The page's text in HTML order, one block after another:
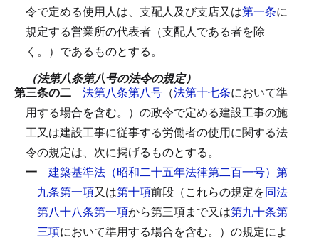
令で定める使用人は、支配人及び支店又は第一条に
規定する営業所の代表者（支配人である者を除
く。）であるものとする。
（法第八条第八号の法令の規定）
第三条の二 法第八条第八号 （法第十七条において準
用する場合を含む。）の政令で定める建設工事の施
工又は建設工事に従事する労働者の使用に関する法
令の規定は、次に掲げるものとする。
一 建築基準法（昭和二十五年法律第二百一号）第
九条第一項又は第十項前段（これらの規定を同法
第八十八条第一項から第三項まで又は第九十条第
三項において準用する場合を含む。）の規定によ